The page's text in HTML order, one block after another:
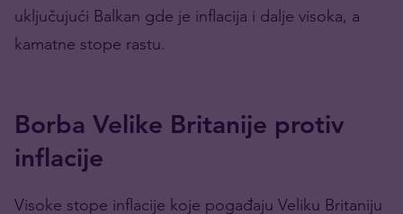
uključujući Balkan gde je inflacija i dalje visoka, a
kamatne stope rastu.
Borba Velike Britanije protiv
inflacije
Visoke stope inflacije koje pogađaju Veliku Britaniju